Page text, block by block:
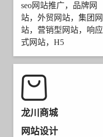
seo网站推广，品牌网
站，外贸网站，集团网
站，营销型网站，响应
式网站，H5
龙川商城
网站设计